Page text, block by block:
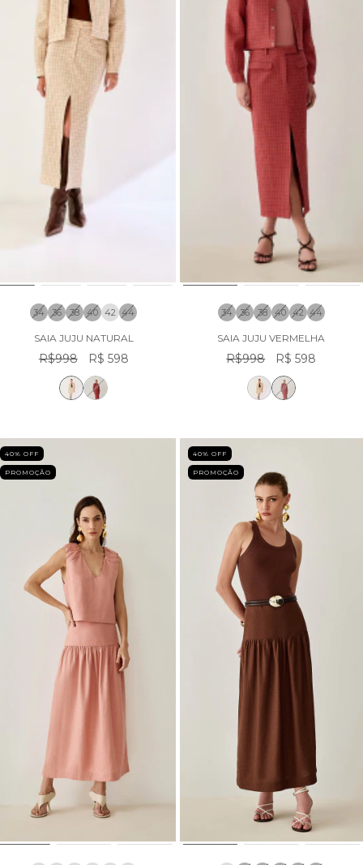
34 36 38 40 42 44
SAIA JUJU NATURAL
R$998 R$ 598
34 36 38 40 42 44
SAIA JUJU VERMELHA
R$998 R$ 598
40% OFF
PROMOÇÃO
40% OFF
PROMOÇÃO